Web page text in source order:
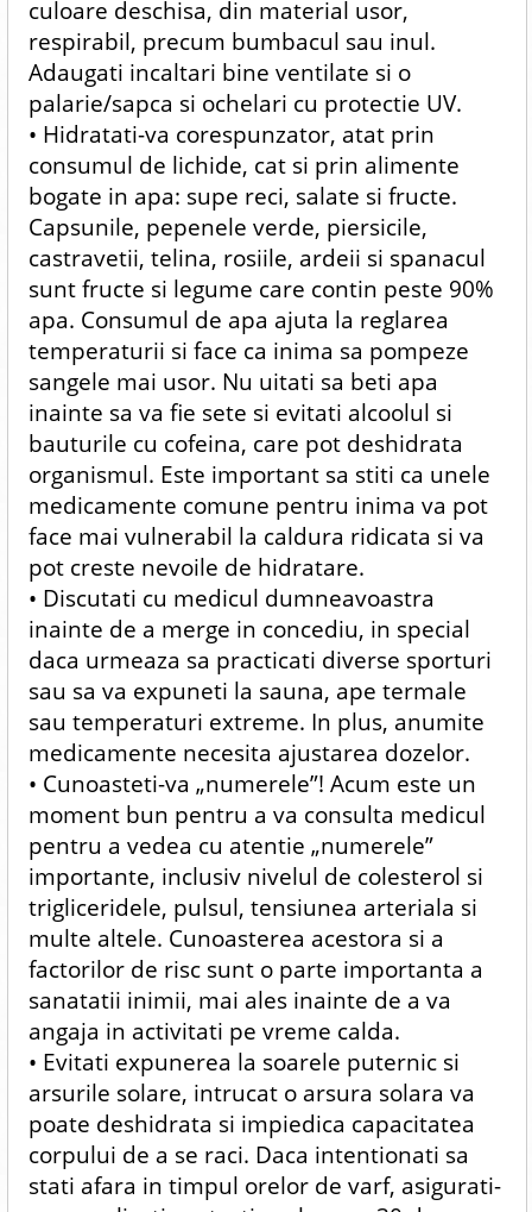
culoare deschisa, din material usor,
respirabil, precum bumbacul sau inul.
Adaugati incaltari bine ventilate si o
palarie/sapca si ochelari cu protectie UV.
• Hidratati-va corespunzator, atat prin
consumul de lichide, cat si prin alimente
bogate in apa: supe reci, salate si fructe.
Capsunile, pepenele verde, piersicile,
castravetii, telina, rosiile, ardeii si spanacul
sunt fructe si legume care contin peste 90%
apa. Consumul de apa ajuta la reglarea
temperaturii si face ca inima sa pompeze
sangele mai usor. Nu uitati sa beti apa
inainte sa va fie sete si evitati alcoolul si
bauturile cu cofeina, care pot deshidrata
organismul. Este important sa stiti ca unele
medicamente comune pentru inima va pot
face mai vulnerabil la caldura ridicata si va
pot creste nevoile de hidratare.
• Discutati cu medicul dumneavoastra
inainte de a merge in concediu, in special
daca urmeaza sa practicati diverse sporturi
sau sa va expuneti la sauna, ape termale
sau temperaturi extreme. In plus, anumite
medicamente necesita ajustarea dozelor.
• Cunoasteti-va „numerele”! Acum este un
moment bun pentru a va consulta medicul
pentru a vedea cu atentie „numerele”
importante, inclusiv nivelul de colesterol si
trigliceridele, pulsul, tensiunea arteriala si
multe altele. Cunoasterea acestora si a
factorilor de risc sunt o parte importanta a
sanatatii inimii, mai ales inainte de a va
angaja in activitati pe vreme calda.
• Evitati expunerea la soarele puternic si
arsurile solare, intrucat o arsura solara va
poate deshidrata si impiedica capacitatea
corpului de a se raci. Daca intentionati sa
stati afara in timpul orelor de varf, asigurati-